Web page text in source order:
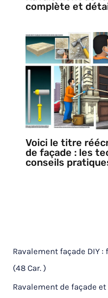
complète et
Voici le titre
de façade : les
conseils
Ravalement façade DIY
(48 Car. )
Ravalement de façade et